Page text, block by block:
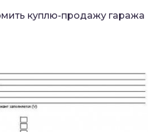
куплю-продажу гаража